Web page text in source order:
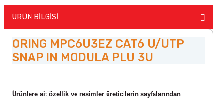
ÜRÜN BİLGİSİ
ORING MPC6U3EZ CAT6 U/UTP
SNAP IN MODULA PLU 3U
Ürünlere ait özellik ve resimler üreticilerin sayfalarından